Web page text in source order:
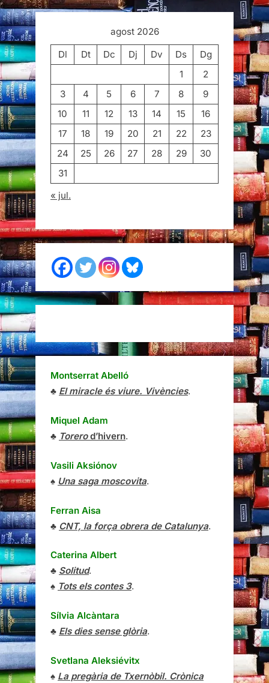
agost 2026
Dl
Dt Dc Dj Dv Ds
Dg
1
2
3
4 5 6 7 8
9
10
11 12 13 14 15
16
17
18 19 20 21 22
23
24
25 26 27 28 29
30
31
« jul.
Montserrat Abelló
♣ El miracle és viure. Vivències.
Miquel Adam
♣ Torerod’hivern.
Vasili Aksiónov
♠ Una saga moscovita.
Ferran Aisa
♣ CNT, la força obrera de Catalunya.
Caterina Albert
♣ Solitud.
♠ Tots els contes 3.
Sílvia Alcàntara
♣ Els dies sense glòria.
Svetlana Aleksiévitx
♠ La pregària de Txernòbil. Crònica